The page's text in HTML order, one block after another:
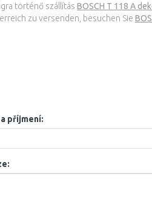
történő szállítás BOSCH T 118 A
zu versenden, besuchen Sie
příjmení: